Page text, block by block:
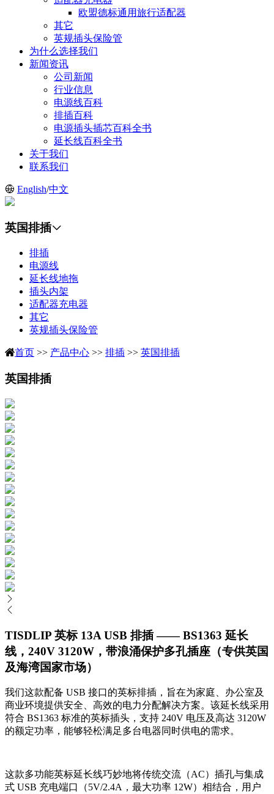
欧盟德标通用旅行适配器
其它
英规插头保险管
为什么选择我们
新闻资讯
公司新闻
行业信息
电源线百科
排插百科
电源插头插芯百科全书
延长线百科全书
关于我们
联系我们
English/中文
英国排插
排插
电源线
延长线地拖
插头内架
适配器充电器
其它
英规插头保险管
首页 >> 产品中心 >> 排插 >> 英国排插
英国排插
TISDLIP 英标 13A USB 排插 —— BS1363 延长
线，240V 3120W，带浪涌保护多孔插座（专供英国
及海湾国家市场）
我们这款配备 USB 接口的英标排插，旨在为家庭、办公室及
商业环境提供安全、高效的电力分配解决方案。该延长线采用
符合 BS1363 标准的英标插头，支持 240V 电压及高达 3120W
的额定功率，能够轻松满足多台电器同时供电的需求。
这款多功能英标延长线巧妙地将传统交流（AC）插孔与集成
式 USB 充电端口（5V/2.4A，最大功率 12W）相结合，用户